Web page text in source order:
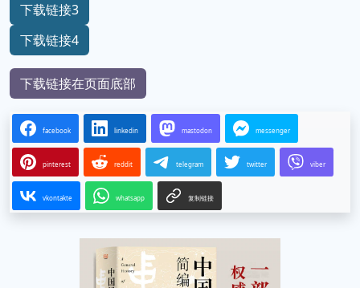
下载链接3
下载链接4
下载链接在页面底部
facebook linkedin mastodon messenger
pinterest reddit telegram twitter viber
vkontakte whatsapp 复制链接